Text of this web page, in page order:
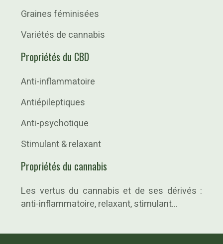
Graines féminisées
Variétés de cannabis
Propriétés du CBD
Anti-inflammatoire
Antiépileptiques
Anti-psychotique
Stimulant & relaxant
Propriétés du cannabis
Les vertus du cannabis et de ses dérivés :
anti-inflammatoire, relaxant, stimulant…